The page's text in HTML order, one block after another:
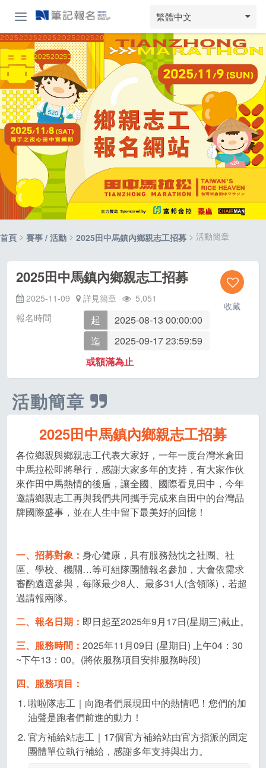
繁體中文
首頁 > 賽事 / 活動 > 2025田中馬鎮內鄉親志工招募 > 活動簡章
收藏
2025田中馬鎮內鄉親志工招募
2025-11-09 詳見簡章 5,051
報名時間 起
2025-08-13 00:00:00
迄
2025-09-17 23:59:59
或額滿為止
活動簡章
2025田中馬鎮內鄉親志工招募
各位鄉親與鄉親志工代表大家好，一年一度台灣米倉田
中馬拉松即將舉行，感謝大家多年的支持，有大家作伙
來作田中馬熱情的後盾，讓全國、國際看見田中，今年
邀請鄉親志工再與我們共同攜手完成來自田中的台灣品
牌國際盛事，並在人生中留下最美好的回憶！
一、招募對象： 身心健康，具有服務熱忱之社團、社
區、學校、機關…等可組隊團體報名參加，大會依需求
審酌遴選參與，每隊最少8人、最多31人(含領隊)，若超
過請報兩隊。
二、報名日期： 即日起至2025年9月17日(星期三)截止。
三、服務時間： 2025年11月09日 (星期日) 上午04：30
~下午13：00。(將依服務項目安排服務時段)
四、服務項目：
啦啦隊志工｜向跑者們展現田中的熱情吧！您們的加
油聲是跑者們前進的動力！
官方補給站志工｜17個官方補給站由官方指派的固定
團體單位執行補給，感謝多年支持與出力。